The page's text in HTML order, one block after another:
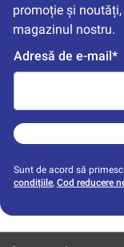
promoție și
magazinul nostru.
Adresă de e-mail*
Sunt de acord să
condițiile, Cod reducere